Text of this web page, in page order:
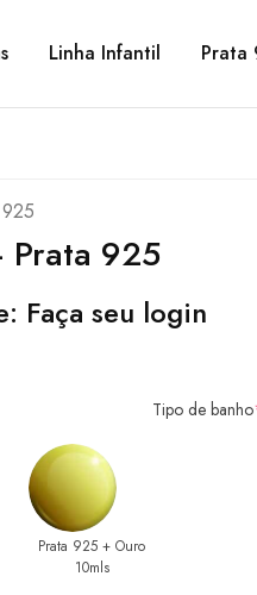
Linha Infantil Prata
925
Faça seu login
Tipo de banho
Prata 925 + Ouro
10mls